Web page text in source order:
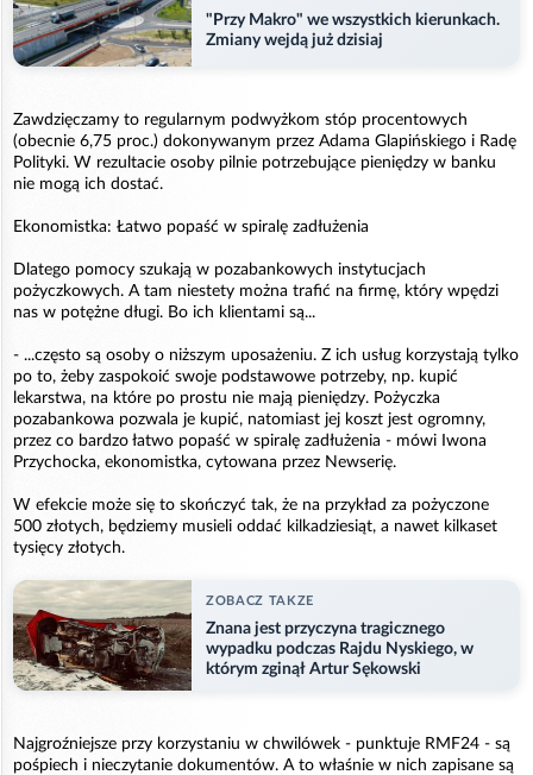
"Przy Makro" we wszystkich kierunkach.
Zmiany wejdą już dzisiaj
Zawdzięczamy to regularnym podwyżkom stóp procentowych
(obecnie 6,75 proc.) dokonywanym przez Adama Glapińskiego i Radę
Polityki. W rezultacie osoby pilnie potrzebujące pieniędzy w banku
nie mogą ich dostać.
Ekonomistka: Łatwo popaść w spiralę zadłużenia
Dlatego pomocy szukają w pozabankowych instytucjach
pożyczkowych. A tam niestety można trafić na firmę, który wpędzi
nas w potężne długi. Bo ich klientami są...
- ...często są osoby o niższym uposażeniu. Z ich usług korzystają tylko
po to, żeby zaspokoić swoje podstawowe potrzeby, np. kupić
lekarstwa, na które po prostu nie mają pieniędzy. Pożyczka
pozabankowa pozwala je kupić, natomiast jej koszt jest ogromny,
przez co bardzo łatwo popaść w spiralę zadłużenia - mówi Iwona
Przychocka, ekonomistka, cytowana przez Newserię.
W efekcie może się to skończyć tak, że na przykład za pożyczone
500 złotych, będziemy musieli oddać kilkadziesiąt, a nawet kilkaset
tysięcy złotych.
ZOBACZ TAKZE
Znana jest przyczyna tragicznego
wypadku podczas Rajdu Nyskiego, w
którym zginął Artur Sękowski
Najgroźniejsze przy korzystaniu w chwilówek - punktuje RMF24 - są
pośpiech i nieczytanie dokumentów. A to właśnie w nich zapisane są